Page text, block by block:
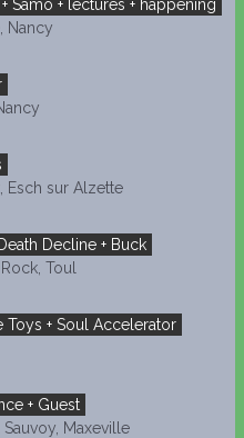
Samo + lectures + happening
Nancy
Esch sur Alzette
Decline + Buck
Toul
Toys + Soul Accelerator
+ Guest
Maxeville